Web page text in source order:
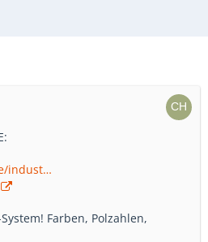
indust…
Farben, Polzahlen,